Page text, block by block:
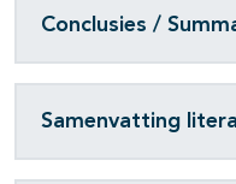
Conclusies /
Samenvatting